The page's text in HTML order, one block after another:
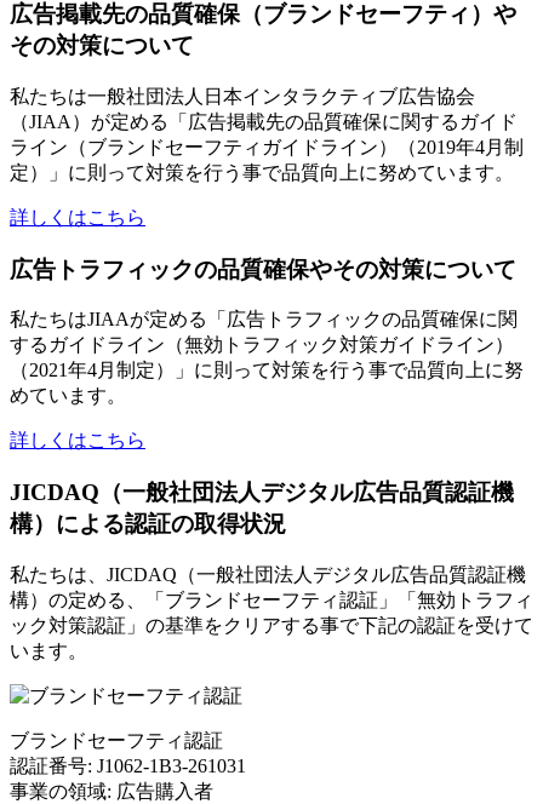
広告掲載先の品質確保（ブランドセーフティ）や
その対策について
私たちは⼀般社団法⼈⽇本インタラクティブ広告協会
（JIAA）が定める「広告掲載先の品質確保に関するガイド
ライン（ブランドセーフティガイドライン）（2019年4⽉制
定）」に則って対策を行う事で品質向上に努めています。
詳しくはこちら
広告トラフィックの品質確保やその対策について
私たちはJIAAが定める「広告トラフィックの品質確保に関
するガイドライン（無効トラフィック対策ガイドライン）
（2021年4月制定）」に則って対策を行う事で品質向上に努
めています。
詳しくはこちら
JICDAQ（一般社団法人デジタル広告品質認証機
構）による認証の取得状況
私たちは、JICDAQ（一般社団法人デジタル広告品質認証機
構）の定める、「ブランドセーフティ認証」「無効トラフィ
ック対策認証」の基準をクリアする事で下記の認証を受けて
います。
ブランドセーフティ認証
認証番号: J1062-1B3-261031
事業の領域: 広告購入者